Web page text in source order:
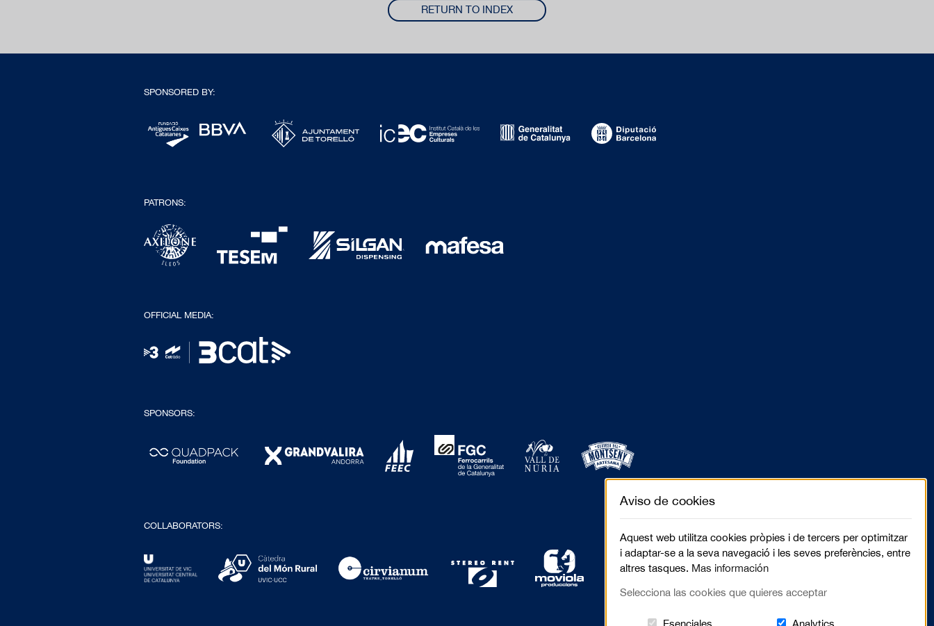
RETURN TO INDEX
SPONSORED BY:
PATRONS:
OFFICIAL MEDIA:
SPONSORS:
COLLABORATORS:
Aviso de cookies
Aquest web utilitza cookies pròpies i de tercers per optimitzar
i adaptar-se a la seva navegació i les seves preferències, entre
altres tasques. Mas información
Selecciona las cookies que quieres acceptar
Esenciales Estas cookies són essenciales para el lugar
Analytics